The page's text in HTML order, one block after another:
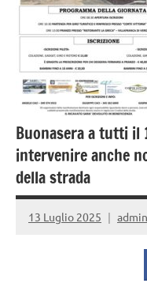
Buonasera a tutti il
intervenire anche
della strada
13 Luglio 2025 admin